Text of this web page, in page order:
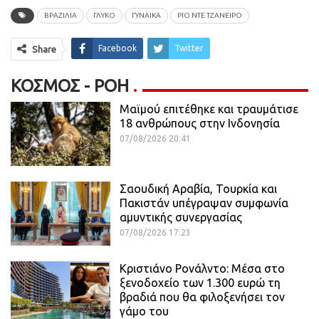
ΒΡΑΖΙΛΙΑ ΓΛΥΚΟ ΓΥΝΑΙΚΑ ΡΙΟ ΝΤΕ ΤΖΑΝΕΙΡΟ
Share Facebook Twitter
ΚΌΣΜΟΣ - ΡΟΗ
Μαϊμού επιτέθηκε και τραυμάτισε
18 ανθρώπους στην Ινδονησία
07/08/2026 20:41
Σαουδική Αραβία, Τουρκία και
Πακιστάν υπέγραψαν συμφωνία
αμυντικής συνεργασίας
07/08/2026 17:23
Κριστιάνο Ρονάλντο: Μέσα στο
ξενοδοχείο των 1.300 ευρώ τη
βραδιά που θα φιλοξενήσει τον
γάμο του